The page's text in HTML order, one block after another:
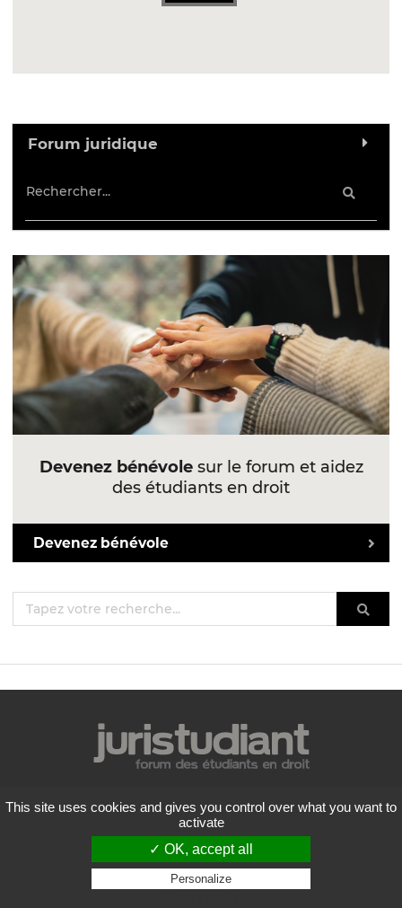
Forum juridique
Devenez bénévolesur le forum et aidez
des étudiants en droit
Devenez bénévole
Mentions légales
Politique de confidentialité
Conditions générales d'utilisation
Liste des forums
Contactez-nous
This site uses cookies and gives you control over what you want to
activate
✓ OK, accept all
Personalize